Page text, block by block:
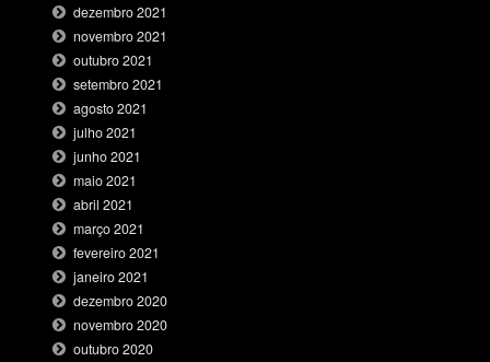
dezembro 2021
novembro 2021
outubro 2021
setembro 2021
agosto 2021
julho 2021
junho 2021
maio 2021
abril 2021
março 2021
fevereiro 2021
janeiro 2021
dezembro 2020
novembro 2020
outubro 2020